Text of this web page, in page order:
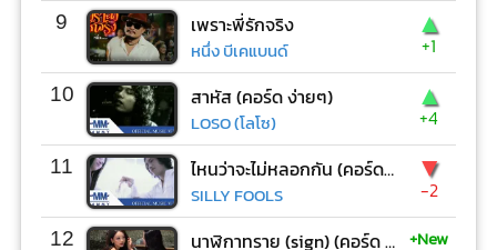
9 เพราะพี่รักจริง
หนึ่ง บีเคแบนด์
▲
+1
10 สาหัส (คอร์ด ง่ายๆ)
LOSO (โลโซ)
▲
+4
11 ไหนว่าจะไม่หลอกกัน (คอร์ด ง่ายๆ)
SILLY FOOLS
▼
-2
12 นาฬิกาทราย (sign) (คอร์ด ง่ายๆ) +New